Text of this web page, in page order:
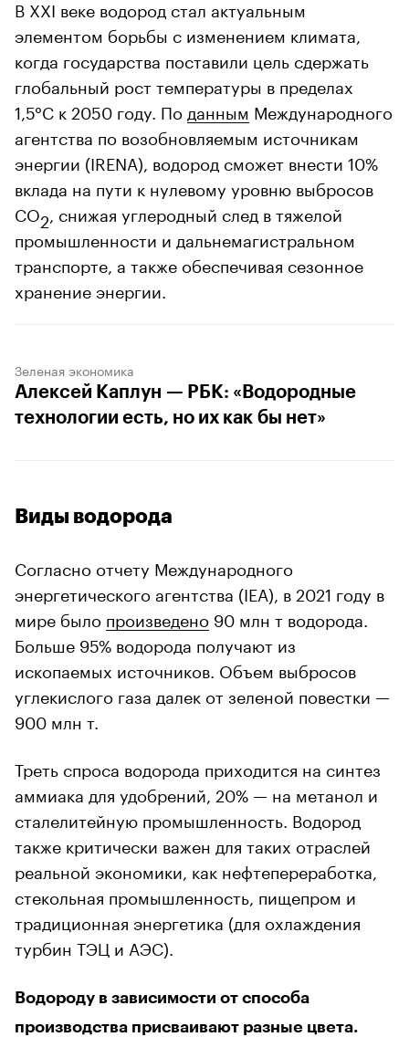
В XXI веке водород стал актуальным
элементом борьбы с изменением климата,
когда государства поставили цель сдержать
глобальный рост температуры в пределах
1,5°C к 2050 году. По данным Международного
агентства по возобновляемым источникам
энергии (IRENA), водород сможет внести 10%
вклада на пути к нулевому уровню выбросов
CO2 , снижая углеродный след в тяжелой
промышленности и дальнемагистральном
транспорте, а также обеспечивая сезонное
хранение энергии.
Зеленая экономика
Алексей Каплун — РБК: «Водородные
технологии есть, но их как бы нет»
Виды водорода
Согласно отчету Международного
энергетического агентства (IEA), в 2021 году в
мире было произведено 90 млн т водорода.
Больше 95% водорода получают из
ископаемых источников. Объем выбросов
углекислого газа далек от зеленой повестки —
900 млн т.
Треть спроса водорода приходится на синтез
аммиака для удобрений, 20% — на метанол и
сталелитейную промышленность. Водород
также критически важен для таких отраслей
реальной экономики, как нефтепереработка,
стекольная промышленность, пищепром и
традиционная энергетика (для охлаждения
турбин ТЭЦ и АЭС).
Водороду в зависимости от способа
производства присваивают разные цвета.